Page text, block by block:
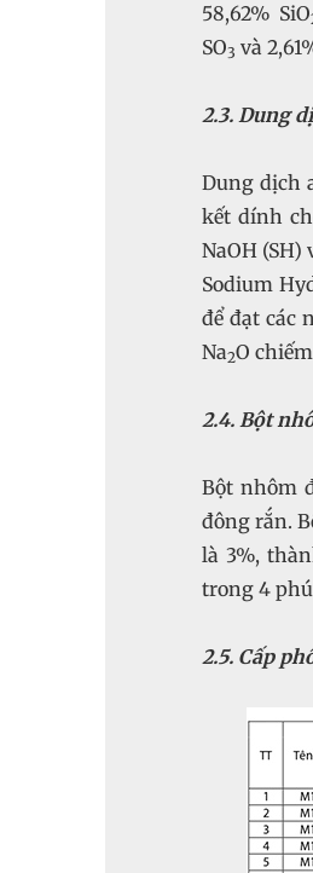
58,62% SiO
SO3 và
2.3. Dung
Dung dịch
kết dính
NaOH (SH)
Sodium
để đạt các
Na2O chiếm
2.4. Bột
Bột nhôm
đông rắn.
là 3%,
trong 4
2.5. Cấp